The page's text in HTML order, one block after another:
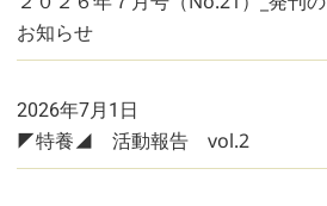
お知らせ
2026年7月1日
◤特養◢ 活動報告 vol.2